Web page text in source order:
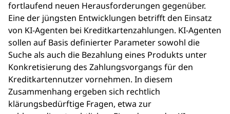
fortlaufend neuen Herausforderungen gegenüber.
Eine der jüngsten Entwicklungen betrifft den Einsatz
von KI-Agenten bei Kreditkartenzahlungen. KI-Agenten
sollen auf Basis definierter Parameter sowohl die
Suche als auch die Bezahlung eines Produkts unter
Konkretisierung des Zahlungsvorgangs für den
Kreditkartennutzer vornehmen. In diesem
Zusammenhang ergeben sich rechtlich
klärungsbedürftige Fragen, etwa zur